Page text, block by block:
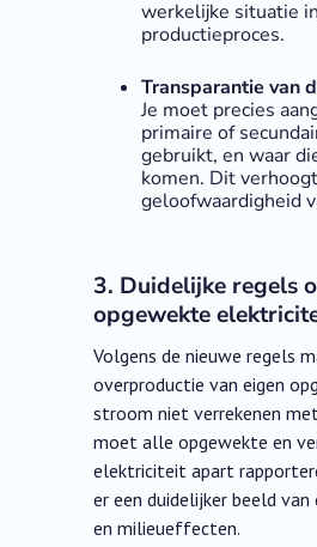
werkelijke situatie
productieproces.
Transparantie van
Je moet precies
primaire of
gebruikt, en waar
komen. Dit
geloofwaardigheid
3. Duidelijke regels
opgewekte
Volgens de nieuwe regels
overproductie van eigen
stroom niet verrekenen
moet alle opgewekte en
elektriciteit apart
er een duidelijker beeld van
en milieueffecten.